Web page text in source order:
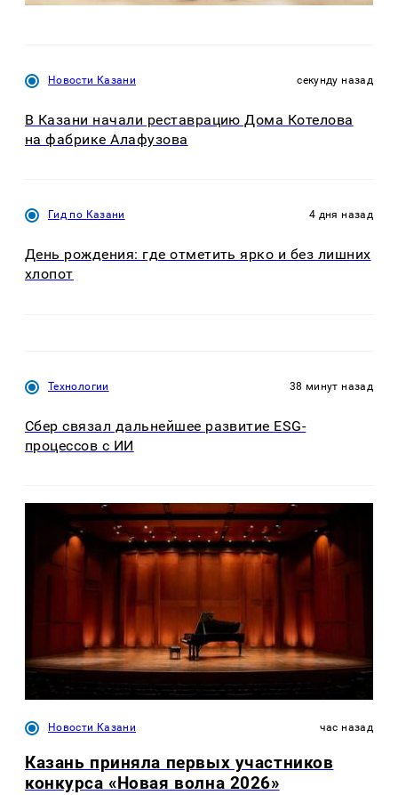
Новости Казани секунду назад
В Казани начали реставрацию Дома Котелова
на фабрике Алафузова
Гид по Казани 4 дня назад
День рождения: где отметить ярко и без лишних
хлопот
Технологии 38 минут назад
Сбер связал дальнейшее развитие ESG-
процессов с ИИ
Новости Казани час назад
Казань приняла первых участников
конкурса «Новая волна 2026»